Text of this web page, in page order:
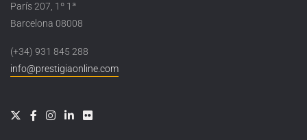
París 207, 1º 1ª
Barcelona 08008
(+34) 931 845 288
info@prestigiaonline.com